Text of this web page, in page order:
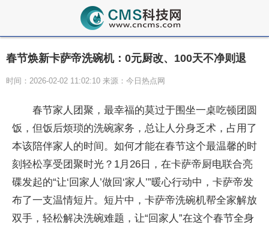
春节焕新卡萨帝洗碗机：0元厨改、100天不净则退
时间：2026-02-02 11:02:10 来源：今日热点网
春节家人团聚，最幸福的莫过于围坐一桌吃顿团圆
饭，但饭后烦琐的洗碗家务， 总让人分身乏术，占用了
本该陪伴家人的时间。如何才能在春节这个最温馨的时
刻轻松享受团聚时光？1月26日，在卡萨帝厨电联合亮
碟发起的“让‘回家人’做回‘家人’”暖心行动中，卡萨帝发
布了一支温情短片。短片中，卡萨帝洗碗机帮全家解放
双手，轻松解决洗碗难题，让“回家人”在这个春节全身